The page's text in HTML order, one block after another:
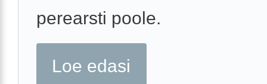
perearsti poole.
Loe edasi